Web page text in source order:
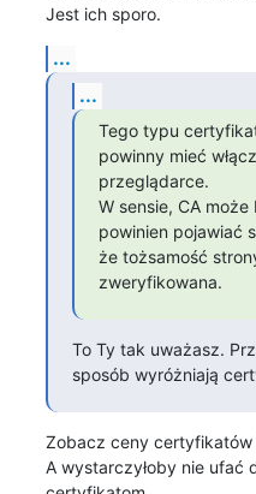
Jest ich sporo.
...
...
Tego typu
powinny mieć
przeglądarce.
W sensie, CA
powinien pojawiać
że tożsamość
zweryfikowana.
To Ty tak uważasz.
sposób wyróżniają
Zobacz ceny certyfikatów
A wystarczyłoby nie ufać